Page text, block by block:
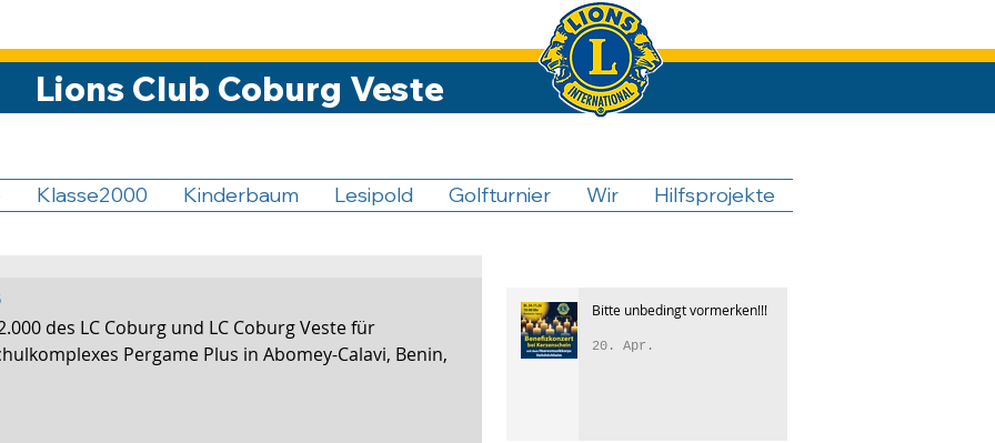
Lions Club Coburg Veste
Klasse2000 Kinderbaum Lesipold Golfturnier Wir Hilfsprojekte
des LC Coburg und LC Coburg Veste für
Pergame Plus in Abomey-Calavi, Benin,
Bitte unbedingt vormerken!!!
20. Apr.